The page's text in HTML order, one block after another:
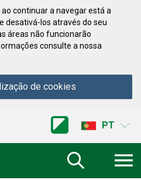
continuar a navegar está a
desativá-los através do seu
áreas não funcionarão
consulte a nossa
de cookies
PT